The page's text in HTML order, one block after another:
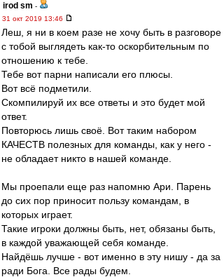
irod sm -
31 окт 2019 13:46
Леш, я ни в коем разе не хочу быть в разговоре
с тобой выглядеть как-то оскорбительным по
отношению к тебе.
Тебе вот парни написали его плюсы.
Вот всё подметили.
Скомпилируй их все ответы и это будет мой
ответ.
Повторюсь лишь своё. Вот таким набором
КАЧЕСТВ полезных для команды, как у него -
не обладает никто в нашей команде.
Мы проепали еще раз напомню Ари. Парень
до сих пор приносит пользу командам, в
которых играет.
Такие игроки должны быть, нет, обязаны быть,
в каждой уважающей себя команде.
Найдёшь лучше - вот именно в эту нишу - да за
ради Бога. Все рады будем.